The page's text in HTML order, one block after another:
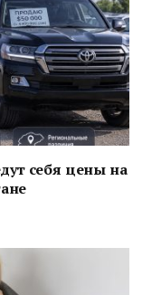
себя цены на